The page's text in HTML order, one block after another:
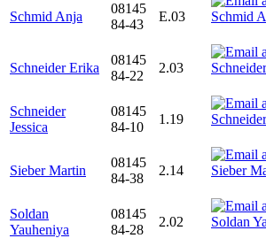
Schmid Anja
08145
84-43
E.03
Schneider Erika
08145
84-22
2.03
Schneider
Jessica
08145
84-10
1.19
Sieber Martin
08145
84-38
2.14
Soldan
Yauheniya
08145
84-28
2.02